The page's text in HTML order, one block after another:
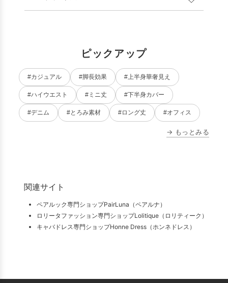
ピックアップ
#カジュアル #脚長効果 #上半身華奢見え
#ハイウエスト #ミニ丈 #下半身カバー
#デニム #とろみ素材 #ロング丈 #オフィス
→ もっとみる
関連サイト
ペアルック専門ショップPairLuna（ペアルナ）
ロリータファッション専門ショップLolitique（ロリティーク）
キャバドレス専門ショップHonne Dress（ホンネドレス）